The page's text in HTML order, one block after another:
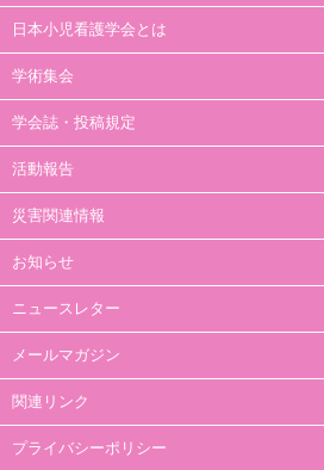
日本小児看護学会とは
学術集会
学会誌・投稿規定
活動報告
災害関連情報
お知らせ
ニュースレター
メールマガジン
関連リンク
プライバシーポリシー